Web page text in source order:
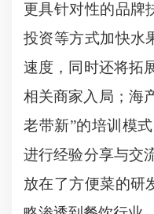
更具针对性的品牌
投资等方式加快水
速度，同时还将拓
相关商家入局；海
老带新”的培训模
进行经验分享与交
放在了方便菜的研